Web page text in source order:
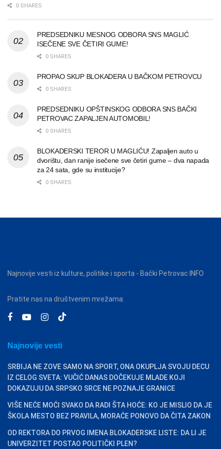
0 SHARES
PREDSEDNIKU MESNOG ODBORA SNS MAGLIĆ
ISEČENE SVE ČETIRI GUME!
0 SHARES
PROPAO SKUP BLOKADERA U BAČKOM PETROVCU
0 SHARES
PREDSEDNIKU OPŠTINSKOG ODBORA SNS BAČKI
PETROVAC ZAPALJEN AUTOMOBIL!
0 SHARES
BLOKADERSKI TEROR U MAGLIĆU! Zapaljen auto u
dvorištu, dan ranije isečene sve četiri gume – dva napada
za 24 sata, gde su institucije?
0 SHARES
Najnovije vesti iz kulture, politike i sporta - Bački Petrovac INFO
Pratite nas na društvenim mrežama:
Najnovije vesti
SRBIJA NE ZOVE SAMO NA SPORT, ONA OKUPLJA SVOJU DECU
IZ CELOG SVETA: VUČIĆ DANAS DOČEKUJE MLADE KOJI
DOKAZUJU DA SRPSKO SRCE NE POZNAJE GRANICE
VIŠE NEĆE MOĆI SVAKO DA RADI ŠTA HOĆE: KO JE MISLIO DA JE
ŠKOLA MESTO BEZ PRAVILA, MORAĆE PONOVO DA ČITA ZAKON
OD REKTORA DO PRVOG IMENA BLOKADERSKE LISTE: DA LI JE
UNIVERZITET POSTAO POLITIČKI PLEN?